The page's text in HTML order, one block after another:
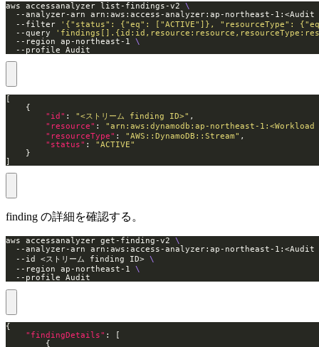
aws accessanalyzer list-findings-v2
--analyzer-arn arn:aws:access-analyzer:ap-northeast-1:<Audit
  --filter
'{"status": {"eq": ["ACTIVE"]}, "resourceType":
  --query
  --region ap-northeast-1
  --profile Audit
"id" : "<ストリーム finding ID>"
"resource" : "arn:aws:dynamodb:ap-northeast-1:<Workload
"resourceType" : "AWS::DynamoDB::Stream"
"status" : "ACTIVE"
]
finding の詳細を確認する。
aws accessanalyzer get-finding-v2
--analyzer-arn arn:aws:access-analyzer:ap-northeast-1:<Audit
  --id <ストリーム finding ID>
  --region ap-northeast-1
  --profile Audit
"findingDetails"